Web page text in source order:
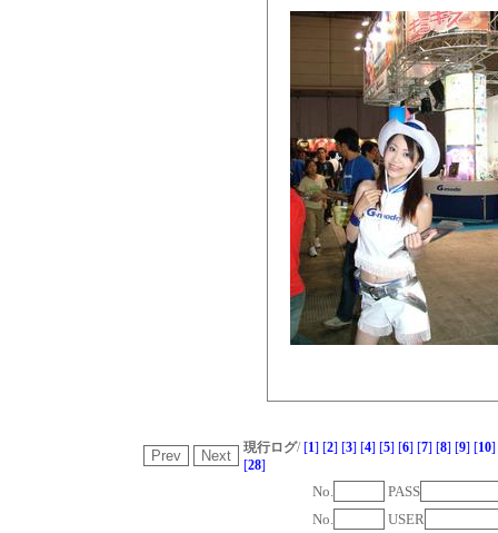
現行ログ/ [1] [2] [3] [4] [5] [6] [7] [8] [9] [10]
[28]
No.
PASS
No.
USER